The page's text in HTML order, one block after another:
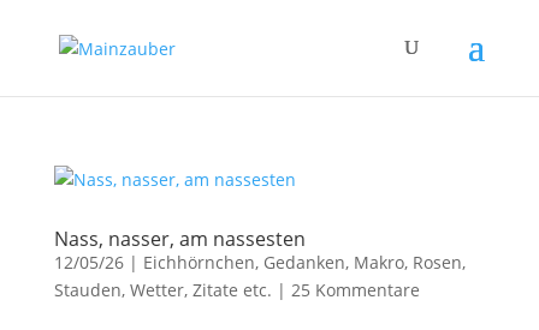
Nass, nasser, am nassesten
12/05/26| Eichhörnchen, Gedanken, Makro, Rosen,
Stauden, Wetter, Zitate etc. | 25 Kommentare